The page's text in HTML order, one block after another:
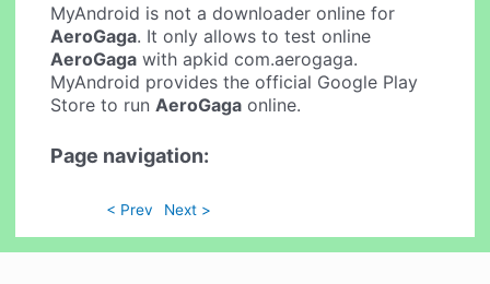
MyAndroid is not a downloader online for
AeroGaga. It only allows to test online
AeroGaga with apkid com.aerogaga.
MyAndroid provides the official Google Play
Store to run AeroGaga online.
Page navigation:
< Prev Next >